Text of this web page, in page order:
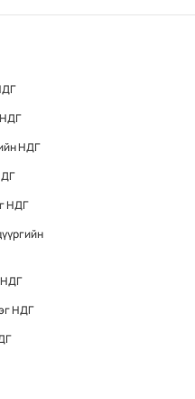
НДГ
НДГ
НДГ
НДГ
НДГ